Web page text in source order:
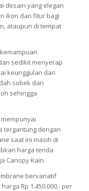
desain yang elegan
ikon dan fitur bagi
ataupun di tempat
sedikit menyerap
keunggulan dari
sobek dan
sehingga
tergantung dengan
saat ini masih di
harga tenda
Canopy Kain.
bervariatif
Rp 1.450.000,- per